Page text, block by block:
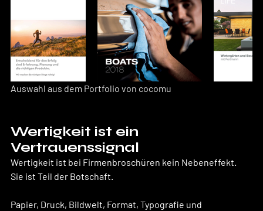
Auswahl aus dem Portfolio von cocomu
Wertigkeit ist ein
Vertrauenssignal
Wertigkeit ist bei Firmenbroschüren kein Nebeneffekt.
Sie ist Teil der Botschaft.
Papier, Druck, Bildwelt, Format, Typografie und